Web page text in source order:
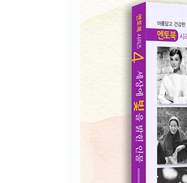
제일 행복한 크리스마스
1. 어린 시절(Childhood) : 어
눈물로 지낸 어린 시절
돈이 신앙이었던 어머니